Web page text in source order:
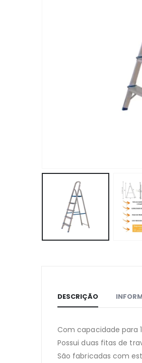
DESCRIÇÃO
Com capacidade para
Possui duas fitas de
São fabricadas com